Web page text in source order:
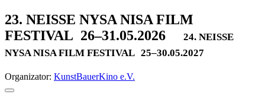
23. NEISSE NYSA NISA FILM
FESTIVAL 26–31.05.2026
24. NEISSE
NYSA NISA FILM FESTIVAL 25–30.05.2027
Organizator: KunstBauerKino e.V.